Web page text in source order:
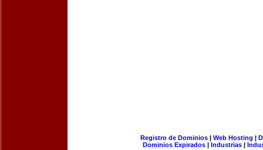
Registro de Dominios| Web Hosting |
Dominios Expirados | Industrias |